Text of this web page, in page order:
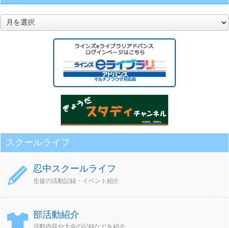
月
別
スクールライフ
忍中スクールライフ
生徒の活動記録・イベント紹介
部活動紹介